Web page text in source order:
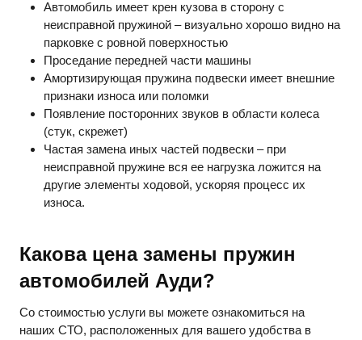
Автомобиль имеет крен кузова в сторону с
неисправной пружиной – визуально хорошо видно на
парковке с ровной поверхностью
Проседание передней части машины
Амортизирующая пружина подвески имеет внешние
признаки износа или поломки
Появление посторонних звуков в области колеса
(стук, скрежет)
Частая замена иных частей подвески – при
неисправной пружине вся ее нагрузка ложится на
другие элементы ходовой, ускоряя процесс их
износа.
Какова цена замены пружин
автомобилей Ауди?
Со стоимостью услуги вы можете ознакомиться на
наших СТО, расположенных для вашего удобства в